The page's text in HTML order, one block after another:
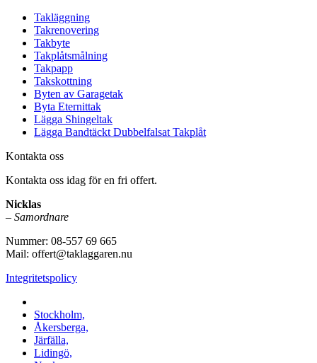
Takläggning
Takrenovering
Takbyte
Takplåtsmålning
Takpapp
Takskottning
Byten av Garagetak
Byta Eternittak
Lägga Shingeltak
Lägga Bandtäckt Dubbelfalsat Takplåt
Kontakta oss
Kontakta oss idag för en fri offert.
Nicklas
– Samordnare
Nummer: 08-557 69 665
Mail: offert@taklaggaren.nu
Integritetspolicy
Stockholm,
Åkersberga,
Järfälla,
Lidingö,